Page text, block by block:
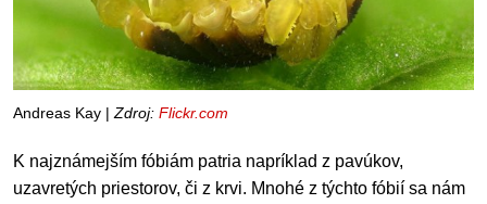
Andreas Kay | Zdroj: Flickr.com
K najznámejším fóbiám patria napríklad z pavúkov,
uzavretých priestorov, či z krvi. Mnohé z týchto fóbií sa nám